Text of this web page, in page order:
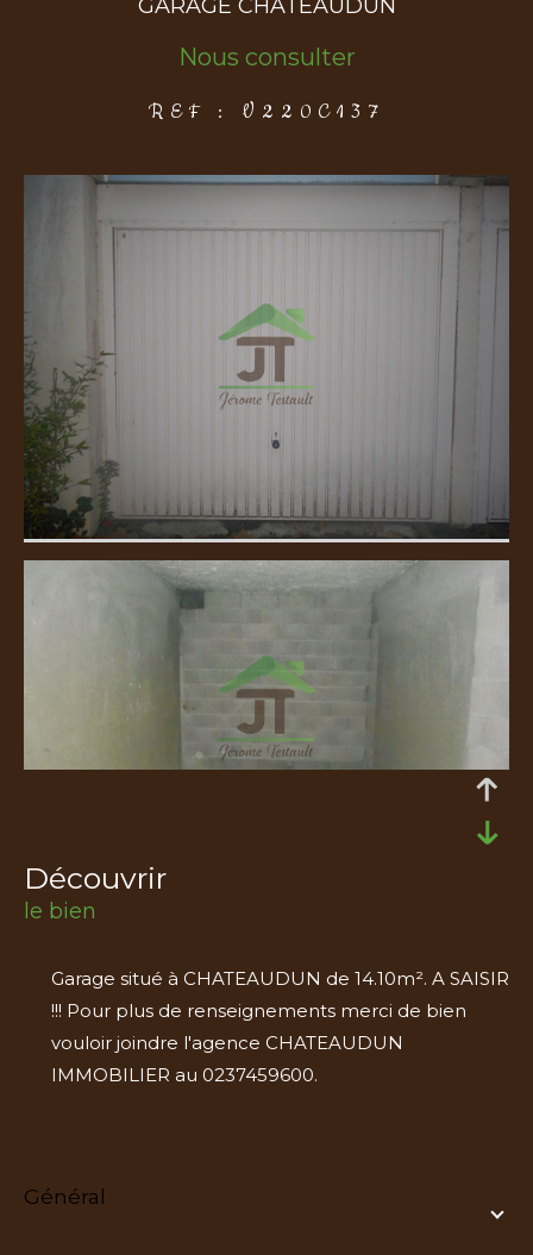
GARAGE CHATEAUDUN
Nous consulter
REF : V220C137
découvrir
le bien
Garage situé à CHATEAUDUN de 14.10m². A SAISIR
!!! Pour plus de renseignements merci de bien
vouloir joindre l'agence CHATEAUDUN
IMMOBILIER au 0237459600.
général